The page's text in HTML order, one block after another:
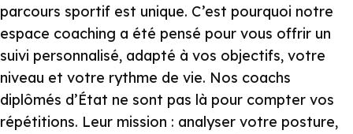
parcours sportif est unique. C’est pourquoi notre
espace coaching a été pensé pour vous offrir un
suivi personnalisé, adapté à vos objectifs, votre
niveau et votre rythme de vie. Nos coachs
diplômés d’État ne sont pas là pour compter vos
répétitions. Leur mission : analyser votre posture,